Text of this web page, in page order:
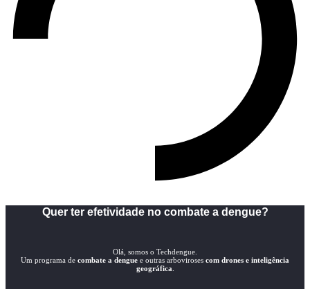
Quer ter efetividade no combate a dengue?
Olá, somos o Techdengue.
Um programa de combate a dengue e outras arboviroses com drones e inteligência
geográfica